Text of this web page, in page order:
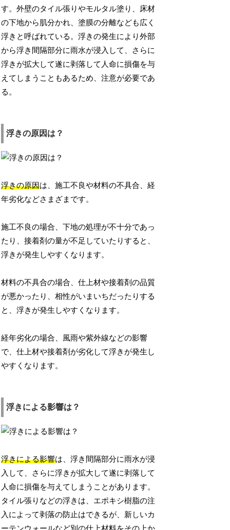
す。外壁のタイル張りやモルタル塗り、床材
の下地から肌分かれ、塗膜の分離なども広く
浮きと呼ばれている。浮きの発生により外部
から浮き間隔部分に雨水が浸入して、さらに
浮きが拡大して遂に剥落して人命に損傷を与
えてしまうこともあるため、注意が必要であ
る。
浮きの原因は？
浮きの原因は、施工不良や材料の不具合、経
年劣化などさまざまです。
施工不良の場合、下地の処理が不十分であっ
たり、接着剤の量が不足していたりすると、
浮きが発生しやすくなります。
材料の不具合の場合、仕上材や接着剤の品質
が悪かったり、相性がいまいちだったりする
と、浮きが発生しやすくなります。
経年劣化の場合、風雨や紫外線などの影響
で、仕上材や接着剤が劣化して浮きが発生し
やすくなります。
浮きによる影響は？
浮きによる影響は、浮き間隔部分に雨水が浸
入して、さらに浮きが拡大して遂に剥落して
人命に損傷を与えてしまうことがあります。
タイル張りなどの浮きは、エポキシ樹脂の注
入によって剥落の防止はできるが、新しいカ